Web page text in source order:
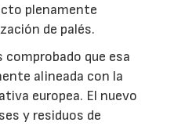
plenamente
de palés.
que esa
alineada con la
europea. El nuevo
y residuos de